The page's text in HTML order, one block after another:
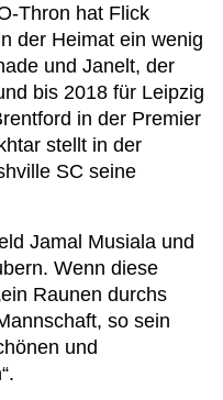
Thron hat Flick
der Heimat ein wenig
und Janelt, der
bis 2018 für Leipzig
in der Premier
stellt in der
SC seine
Jamal Musiala und
Wenn diese
Raunen durchs
so sein
und